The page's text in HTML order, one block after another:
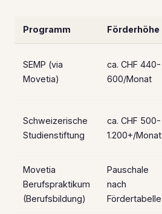
Programm Förderhöhe
SEMP (via
Movetia)
ca. CHF 440-
600/Monat
Schweizerische
Studienstiftung
ca. CHF 500-
1.200+/Monat
Movetia
Berufspraktikum
(Berufsbildung)
Pauschale
nach
Fördertabelle